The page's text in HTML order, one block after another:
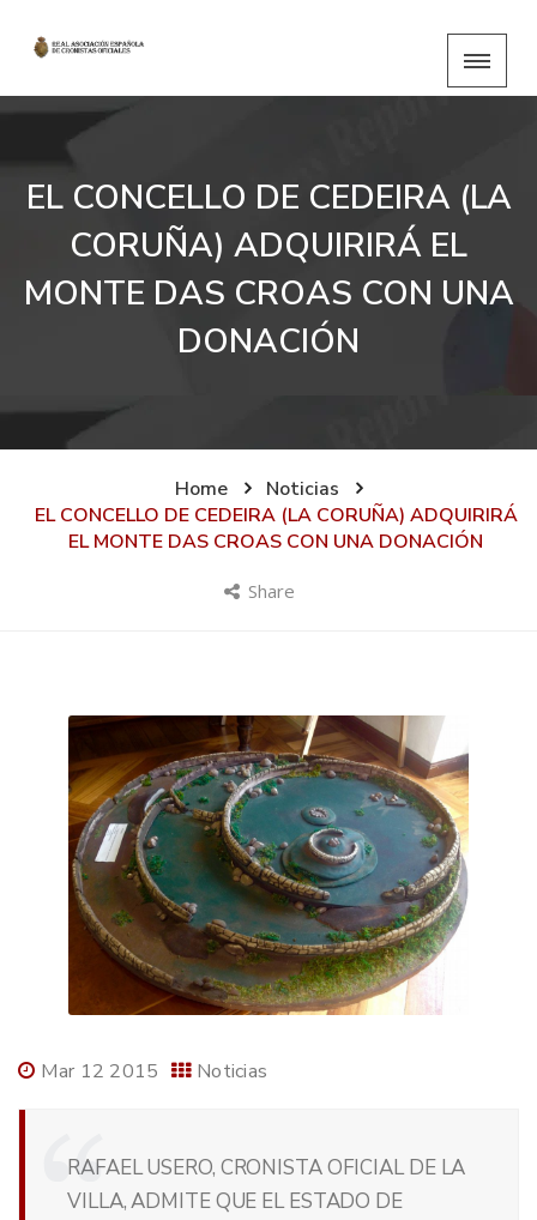
EL CONCELLO DE CEDEIRA (LA
CORUÑA) ADQUIRIRÁ EL
MONTE DAS CROAS CON UNA
DONACIÓN
Home
Noticias
EL CONCELLO DE CEDEIRA (LA CORUÑA) ADQUIRIRÁ
EL MONTE DAS CROAS CON UNA DONACIÓN
Share
Mar 12 2015 Noticias
RAFAEL USERO, CRONISTA OFICIAL DE LA
VILLA, ADMITE QUE EL ESTADO DE